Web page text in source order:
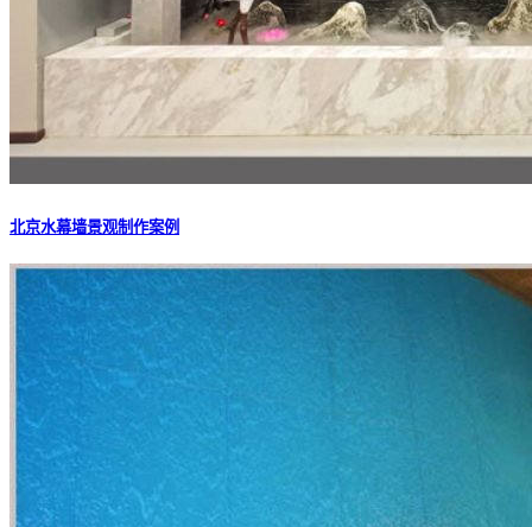
北京水幕墙景观制作案例